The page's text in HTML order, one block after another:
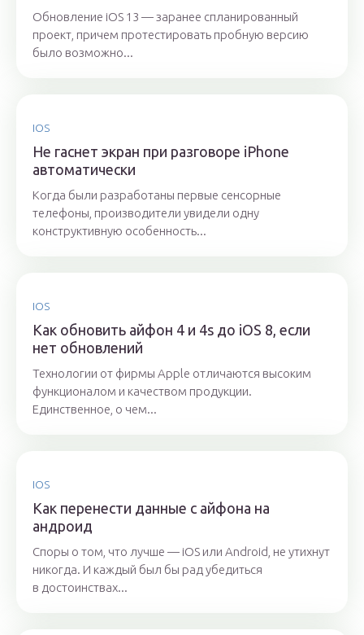
Обновление iOS 13 — заранее спланированный
проект, причем протестировать пробную версию
было возможно...
IOS
Не гаснет экран при разговоре iPhone
автоматически
Когда были разработаны первые сенсорные
телефоны, производители увидели одну
конструктивную особенность...
IOS
Как обновить айфон 4 и 4s до iOS 8, если
нет обновлений
Технологии от фирмы Apple отличаются высоким
функционалом и качеством продукции.
Единственное, о чем...
IOS
Как перенести данные с айфона на
андроид
Споры о том, что лучше — iOS или Android, не утихнут
никогда. И каждый был бы рад убедиться
в достоинствах...